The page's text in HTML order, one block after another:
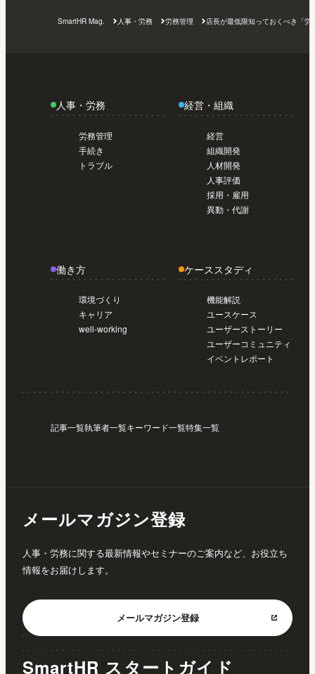
トライアル編【初めてのSmartHR #01】
日から使い始めたい人のスタートガイド /
導入前準備編【初めてのSmartHR #02】
導入前準備編【初めてのSmartHR #02】
SmartHR Mag. 人事・労務 労務管理 店長が最低限知っておくべき「
人事・労務
労務管理
手続き
トラブル
経営・組織
経営
組織開発
人材開発
人事評価
採用・雇用
異動・代謝
働き方
環境づくり
キャリア
well-working
ケーススタディ
機能解説
ユースケース
ユーザーストーリー
ユーザーコミュニティ
イベントレポート
記事一覧執筆者一覧キーワード一覧特集一覧
メールマガジン登録
人事・労務に関する最新情報やセミナーのご案内など、お役立ち
情報をお届けします。
メールマガジン登録
SmartHR スタートガイド